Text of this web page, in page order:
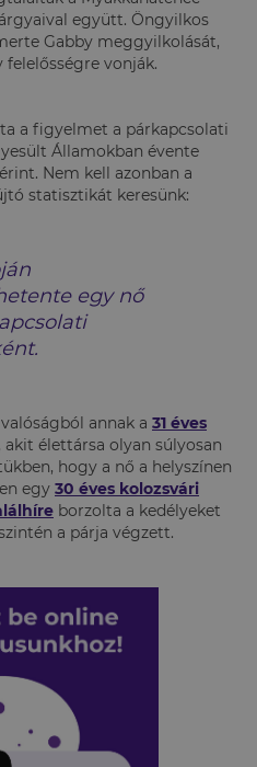
együtt. Öngyilkos
Gabby meggyilkolását,
vonják.
a figyelmet a párkapcsolati
Államokban évente
Nem kell azonban a
statisztikát keresünk:
egy nő
annak a 31 éves
, akit élettársa olyan súlyosan
hogy a nő a helyszínen
egy 30 éves kolozsvári
borzolta a kedélyeket
a párja végzett.